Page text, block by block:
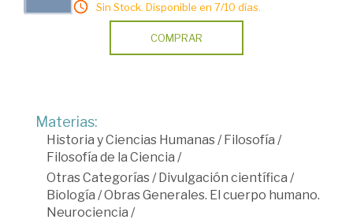
Sin Stock. Disponible en 7/10 días.
COMPRAR
Materias:
Historia y Ciencias Humanas/Filosofía /
Filosofía de la Ciencia /
Otras Categorías/Divulgación científica /
Biología /Obras Generales. El cuerpo humano.
Neurociencia /